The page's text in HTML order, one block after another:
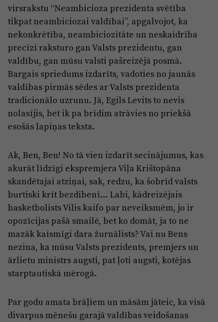
virsrakstu “Neambicioza prezidenta svētība
tikpat neambiciozai valdībai”, apgalvojot, ka
nekonkrētība, neambiciozitāte un neskaidrība
precīzi raksturo gan Valsts prezidentu, gan
valdību, gan mūsu valsti pašreizējā posmā.
Bargais spriedums izdarīts, vadoties no jaunās
valdības pirmās sēdes ar Valsts prezidenta
tradicionālo uzrunu. Jā, Egils Levits to nevis
nolasījis, bet ik pa brīdim atrāvies no priekšā
esošās lapiņas teksta.
Ak, Ben, Ben! No tā vien izdarīt secinājumus, kas
akurāt līdzīgi ekspremjera Viļa Krištopāna
skandētajai atziņai, sak, redzu, ka šobrīd valsts
burtiski krīt bezdibenī… Labi, kādreizējais
basketbolists Vilis kaifo par neveiksmēm, jo ir
opozīcijas pašā smailē, bet ko domāt, ja to ne
mazāk kaismīgi dara žurnālists? Vai nu Bens
nezina, ka mūsu Valsts prezidents, premjers un
ārlietu ministrs augsti, pat ļoti augsti, kotējas
starptautiskā mērogā.
Par godu amata brāļiem un māsām jāteic, ka visā
divarpus mēnešu garajā valdības veidošanas